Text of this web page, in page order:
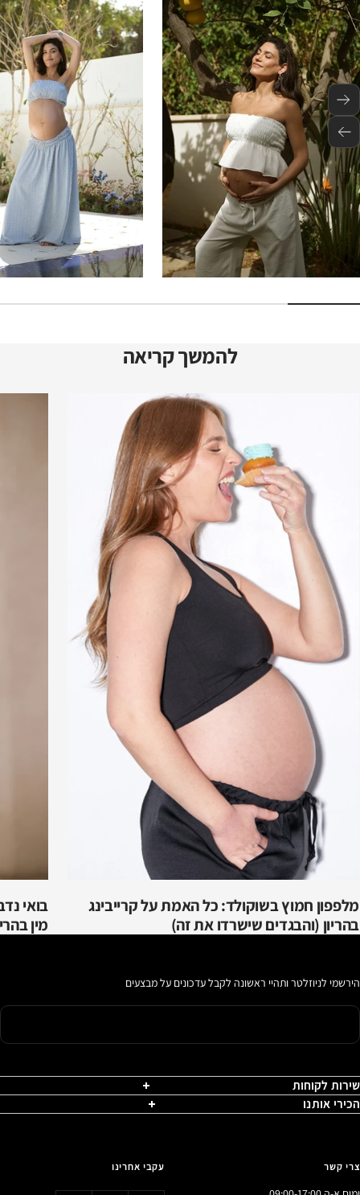
הקודם
הבא
להמשך קריאה
מלפפון חמוץ בשוקולד: כל האמת על קרייבינג
בהריון (והבגדים שישרדו את זה)
בואי
מין
הירשמי לניוזלטר ותהיי ראשונה לקבל עדכונים על מבצעים
שירות לקוחות
הכירי אותנו
צרי קשר עקבי אחרינו